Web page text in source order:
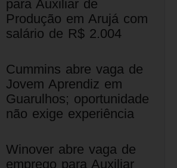
para Auxiliar de
Produção em Arujá com
salário de R$ 2.004
Cummins abre vaga de
Jovem Aprendiz em
Guarulhos; oportunidade
não exige experiência
Winover abre vaga de
emprego para Auxiliar